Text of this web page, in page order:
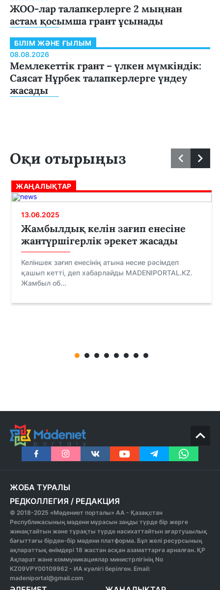
ЖОО-лар талапкерлерге 2 мыңнан
астам қосымша грант ұсынады
БІЛІМ ЖӘНЕ ҒЫЛЫМ
08.08.2026
Мемлекеттік грант – үлкен мүмкіндік:
Саясат Нұрбек талапкерлерге үндеу
жасады
Оқи отырыңыз
ЖАҢАЛЫҚТАР
13.06.2025
Жамбылдық келін зағип енесіне
жантүршігерлік әрекет жасады
Келіншек зағип енесінің атына несие рәсімдеп
қашып кетті, деп хабарлайды MADENIPORTAL.KZ.
Жамбыл об...
ЖОБА ТУРАЛЫ
РЕДКОЛЛЕГИЯ / РЕДАКЦИЯ
© 2018-2025 «Мәдениет порталы» АА - Қазақстан
Республикасының мәдени мұрасын заңды түрде бір жерге
жинақтайтын және тұрақты түрде насихаттайтын ағартушылық
бағыттағы бірден-бір мәдени платформа. Бұл желі ресурсының
ақпараттық өнімдері 18 жастан асқан азаматтарға арналған. ҚР
Ақпарат және коммуникациялар министрлігінің No
KZ09VPY00109962 - ИА куәлігі берілген. Email:
madeniportal@gmail.com